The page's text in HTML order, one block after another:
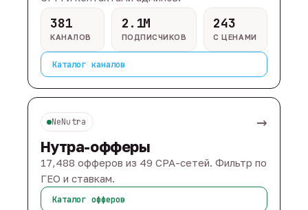
381
КАНАЛОВ
2.1M
ПОДПИСЧИКОВ
243
С ЦЕНАМИ
Каталог каналов
NeNutra →
Нутра-офферы
17,488 офферов из 49 CPA-сетей. Фильтр по
ГЕО и ставкам.
Каталог офферов